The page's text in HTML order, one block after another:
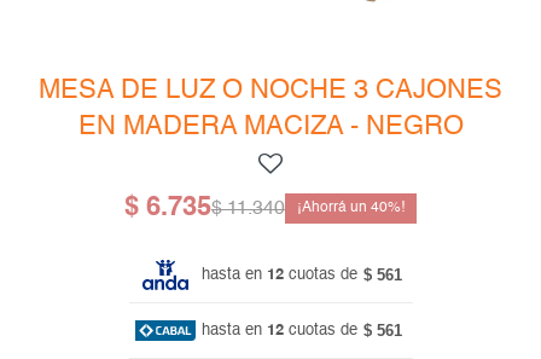
MESA DE LUZ O NOCHE 3 CAJONES
EN MADERA MACIZA - NEGRO
$ 6.735$ 11.340 40
hasta en 12 cuotas de $ 561
hasta en 12 cuotas de $ 561
Bibliotecas